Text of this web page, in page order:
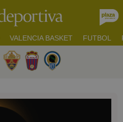
VALENCIA BASKET FUTBOL